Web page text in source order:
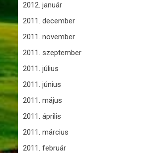
2012. január
2011. december
2011. november
2011. szeptember
2011. július
2011. június
2011. május
2011. április
2011. március
2011. február